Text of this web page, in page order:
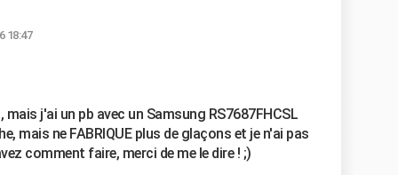
18:47
j'ai un pb avec un Samsung RS7687FHCSL
mais ne FABRIQUE plus de glaçons et je n'ai pas
comment faire, merci de me le dire ! ;)